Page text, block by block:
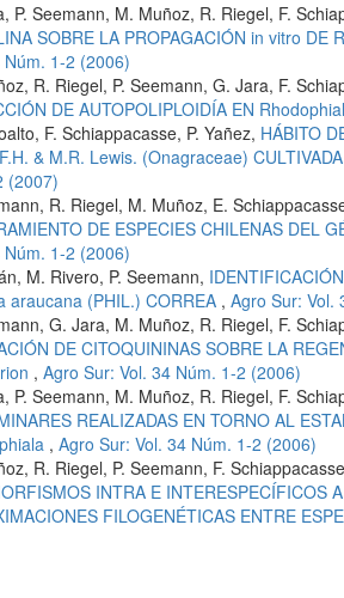
P. Seemann, M. Muñoz, R. Riegel, F.
SOBRE LA PROPAGACIÓN in vitro
Núm. 1-2 (2006)
R. Riegel, P. Seemann, G. Jara, F.
DE AUTOPOLIPLOIDÍA EN
F. Schiappacasse, P. Yañez, HÁBITO
& M.R. Lewis. (Onagraceae)
(2007)
R. Riegel, M. Muñoz, E.
DE ESPECIES CHILENAS DEL
Núm. 1-2 (2006)
M. Rivero, P. Seemann,
araucana (PHIL.) CORREA , Agro Sur: Vol.
G. Jara, M. Muñoz, R. Riegel, F.
DE CITOQUININAS SOBRE LA
, Agro Sur: Vol. 34 Núm. 1-2 (2006)
P. Seemann, M. Muñoz, R. Riegel, F.
REALIZADAS EN TORNO AL
, Agro Sur: Vol. 34 Núm. 1-2 (2006)
R. Riegel, P. Seemann, F.
INTRA E INTERESPECÍFICOS
FILOGENÉTICAS ENTRE